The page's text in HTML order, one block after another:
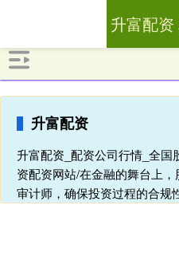
升富配资
升富配资_配资公司行情_全
资配资网站/在金融的舞台上
审计师，确保投资过程的合规
升富配